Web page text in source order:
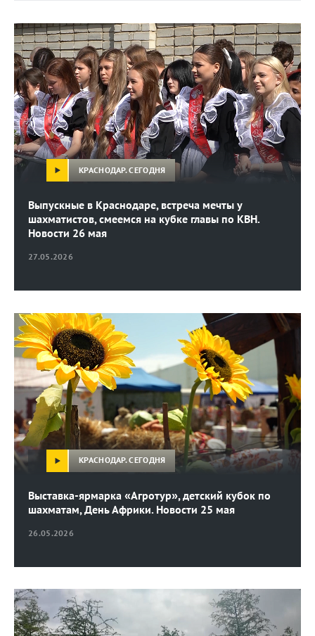
27.05.2026
Выпускные в Краснодаре, встреча мечты у
шахматистов, смеемся на кубке главы по КВН.
Новости 26 мая
КРАСНОДАР. СЕГОДНЯ
26.05.2026
Выставка-ярмарка «Агротур», детский кубок по
шахматам, День Африки. Новости 25 мая
КРАСНОДАР. СЕГОДНЯ